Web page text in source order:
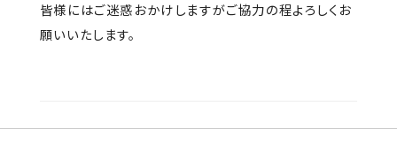
皆様にはご迷惑おかけしますがご協力の程よろしくお
願いいたします。